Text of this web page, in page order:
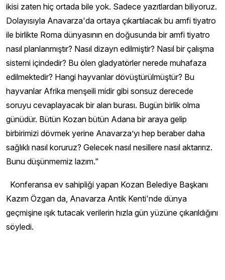
ikisi zaten hiç ortada bile yok. Sadece yazıtlardan biliyoruz.
Dolayısıyla Anavarza'da ortaya çıkartılacak bu amfi tiyatro
ile birlikte Roma dünyasının en doğusunda bir amfi tiyatro
nasıl planlanmıştır? Nasıl dizayn edilmiştir? Nasıl bir çalışma
sistemi içindedir? Bu ölen gladyatörler nerede muhafaza
edilmektedir? Hangi hayvanlar dövüştürülmüştür? Bu
hayvanlar Afrika menşeili midir gibi sonsuz derecede
soruyu cevaplayacak bir alan burası. Bugün birlik olma
günüdür. Bütün Kozan bütün Adana bir araya gelip
birbirimizi dövmek yerine Anavarza’yı hep beraber daha
sağlıklı nasıl koruruz? Gelecek nasıl nesillere nasıl aktarırız.
Bunu düşünmemiz lazım."
Konferansa ev sahipliği yapan Kozan Belediye Başkanı
Kazım Özgan da, Anavarza Antik Kenti'nde dünya
geçmişine ışık tutacak verilerin hızla gün yüzüne çıkarıldığını
söyledi.